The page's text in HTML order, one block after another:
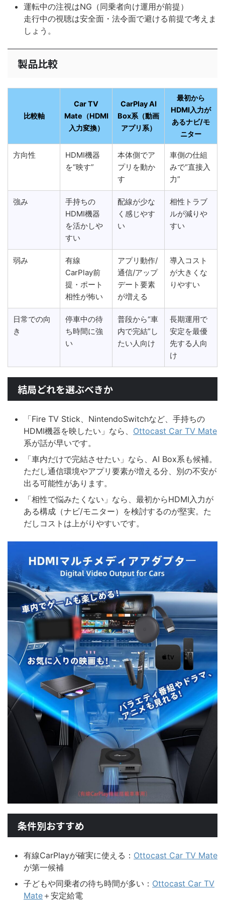
運転中の注視はNG（同乗者向け運用が前提）
走行中の視聴は安全面・法令面で避ける前提で考えま
しょう。
製品比較
比較軸
Car TV
Mate（HDMI
入力変換）
CarPlay AI
Box系（動画
アプリ系）
最初から
HDMI入力が
あるナビ/モ
ニター
方向性
HDMI機器
を“映す”
本体側でア
プリを動か
す
車側の仕組
みで“直接入
力”
強み
手持ちの
HDMI機器
を活かしや
すい
配線が少な
く感じやす
い
相性トラブ
ルが減りや
すい
弱み
有線
CarPlay前
提・ポート
相性が怖い
アプリ動作/
通信/アップ
デート要素
が増える
導入コスト
が大きくな
りやすい
日常での向
き
停車中の待
ち時間に強
い
普段から“車
内で完結”し
たい人向け
長期運用で
安定を最優
先する人向
け
結局どれを選ぶべきか
「Fire TV Stick、NintendoSwitchなど、手持ちの
HDMI機器を映したい」なら、 Ottocast Car TV Mate
系が話が早いです。
「車内だけで完結させたい」なら、AI Box系も候補。
ただし通信環境やアプリ要素が増える分、別の不安が
出る可能性があります。
「相性で悩みたくない」なら、最初からHDMI入力が
ある構成（ナビ/モニター）を検討するのが堅実。た
だしコストは上がりやすいです。
条件別おすすめ
有線CarPlayが確実に使える： Ottocast Car TV Mate
が第一候補
子どもや同乗者の待ち時間が多い： Ottocast Car TV
Mate ＋安定給電